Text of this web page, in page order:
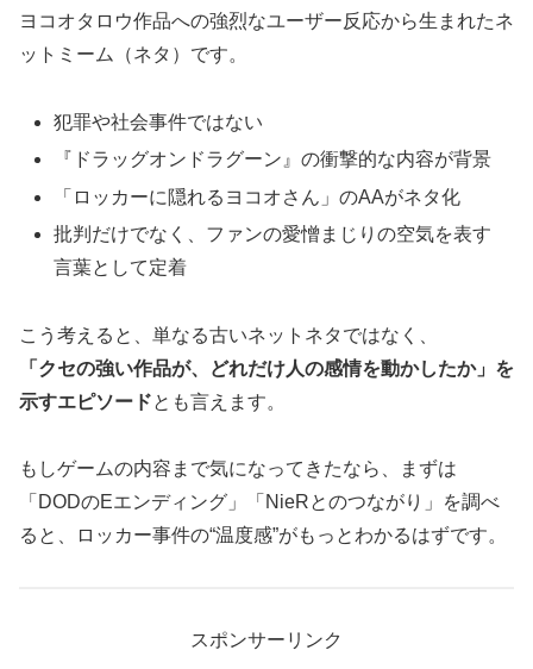
ヨコオタロウ作品への強烈なユーザー反応から生まれたネ
ットミーム（ネタ）です。
犯罪や社会事件ではない
『ドラッグオンドラグーン』の衝撃的な内容が背景
「ロッカーに隠れるヨコオさん」のAAがネタ化
批判だけでなく、ファンの愛憎まじりの空気を表す
言葉として定着
こう考えると、単なる古いネットネタではなく、
「クセの強い作品が、どれだけ人の感情を動かしたか」を
示すエピソードとも言えます。
もしゲームの内容まで気になってきたなら、まずは
「DODのEエンディング」「NieRとのつながり」を調べ
ると、ロッカー事件の“温度感”がもっとわかるはずです。
スポンサーリンク